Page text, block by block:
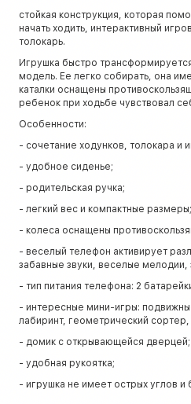
стойкая конструкция, которая
начать ходить, интерактивный
толокарь.
Игрушка быстро
модель. Ее легко собирать, она
каталки оснащены
ребенок при ходьбе чувствовал
Особенности:
- сочетание ходунков, толокара и
- удобное сиденье;
- родительская ручка;
- легкий вес и компактные размеры;
- колеса оснащены
- веселый телефон активирует
забавные звуки, веселые мелодии,
- тип питания телефона: 2
- интересные мини-игры:
лабиринт, геометрический сортер,
- домик с открывающейся дверцей;
- удобная рукоятка;
- игрушка не имеет острых углов